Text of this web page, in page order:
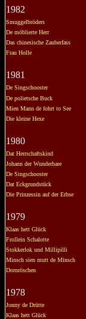
1982
Smuggelbröders
De möblierte Herr
Das chinesische Zauberfass
Frau Holle
1981
De Singschooster
De polietsche Buck
Mien Mann de fohrt to See
Die kleine Hexe
1980
Dat Herrschaftskind
Johann der Wunderbare
De Singschooster
Dat Eckgrundstück
Die Prinzessin auf der Erbse
1979
Klaas hett Glück
Frollein Schalotte
Stokkerlok und Millipilli
Minsch sien mutt de Minsch
Dornröschen
1978
Jonny de Drütte
Klaas hett Glück